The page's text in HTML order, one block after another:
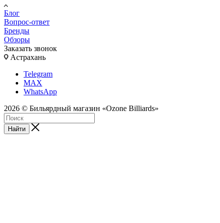
Блог
Вопрос-ответ
Бренды
Обзоры
Заказать звонок
Астрахань
Telegram
MAX
WhatsApp
2026 © Бильярдный магазин «Ozone Billiards»
Найти